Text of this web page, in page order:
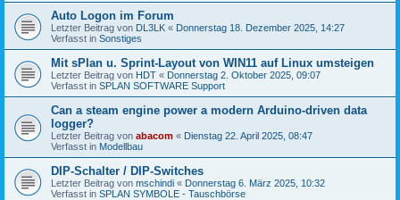
Auto Logon im Forum
Letzter Beitrag von DL3LK « Donnerstag 18. Dezember 2025, 14:27
Verfasst in Sonstiges
Mit sPlan u. Sprint-Layout von WIN11 auf Linux umsteigen
Letzter Beitrag von HDT « Donnerstag 2. Oktober 2025, 09:07
Verfasst in SPLAN SOFTWARE Support
Can a steam engine power a modern Arduino-driven data
logger?
Letzter Beitrag von abacom « Dienstag 22. April 2025, 08:47
Verfasst in Modellbau
DIP-Schalter / DIP-Switches
Letzter Beitrag von mschindi « Donnerstag 6. März 2025, 10:32
Verfasst in SPLAN SYMBOLE - Tauschbörse